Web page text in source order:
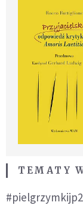
TEMATY
#pielgrzymkijp2